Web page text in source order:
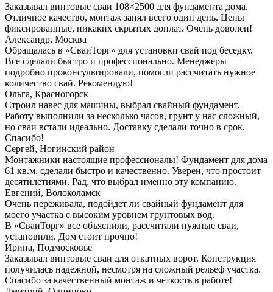
Заказывал винтовые сваи 108×2500 для фундамента дома.
Отличное качество, монтаж занял всего один день. Цены
фиксированные, никаких скрытых доплат. Очень доволен!
Александр, Москва
Обращалась в «СваиТорг» для установки свай под беседку.
Все сделали быстро и профессионально. Менеджеры
подробно проконсультировали, помогли рассчитать нужное
количество свай. Рекомендую!
Ольга, Красногорск
Строил навес для машины, выбрал свайный фундамент.
Работу выполнили за несколько часов, грунт у нас сложный,
но сваи встали идеально. Доставку сделали точно в срок.
Спасибо!
Сергей, Ногинский район
Монтажники настоящие профессионалы! Фундамент для дома
61 кв.м. сделали быстро и качественно. Уверен, что простоит
десятилетиями. Рад, что выбрал именно эту компанию.
Евгений, Волоколамск
Очень переживала, подойдет ли свайный фундамент для
моего участка с высоким уровнем грунтовых вод.
В «СваиТорг» все объяснили, рассчитали нужные сваи,
установили. Дом стоит прочно!
Ирина, Подмосковье
Заказывал винтовые сваи для откатных ворот. Конструкция
получилась надежной, несмотря на сложный рельеф участка.
Спасибо за качественный монтаж и четкость в работе!